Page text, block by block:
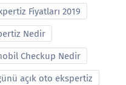
Fiyatları 2019
Nedir
Checkup Nedir
açık oto ekspertiz